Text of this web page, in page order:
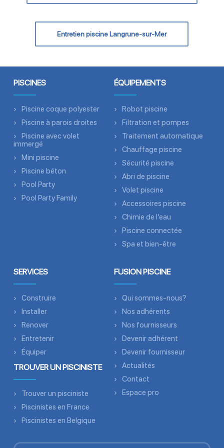
Entretien piscine Langrune-sur-Mer
PISCINES
Piscine coque polyester
Piscine à parois droites
Piscine avec volet
immergé
Mini piscine
Piscine béton
Pool Party
Pool Party Family
ÉQUIPEMENTS
Robot piscine
Filtration et pompes
Traitement automatique
Chauffage piscine
Sécurité piscine
Abri de piscine
Volet piscine
Accessoires piscine
Chimie de l’eau
Piscine connectée
Spa et bien-être
SERVICES
Construire
Installer
Renover
Entretenir
Équiper
TROUVER UN PISCINISTE
Trouver un pisciniste
Piscinistes en France
Piscinistes en Belgique
FUSION PISCINE
Qui sommes-nous?
Nos adhérents
Nos fournisseurs
Devenir adhérent
Devenir fournisseur
Actualités
Contact
Espace pro